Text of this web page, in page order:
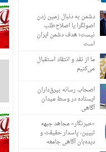
دشمن به دنبال زمین زدن
اصولگرا یا اصلاح‌طلب
نیست؛ هدف دشمن ایران
است
ما از نقد و انتقاد استقبال
می‌کنیم
اصحاب رسانه بیرق‌داران
ایستاده در وسط میدان
آگاهی
«خبرنگار» مجاهد جبهه
تبیین، پاسدار حقیقت و
دیده‌بان آگاهی جامعه